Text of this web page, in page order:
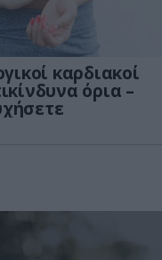
καρδιακοί
όρια –